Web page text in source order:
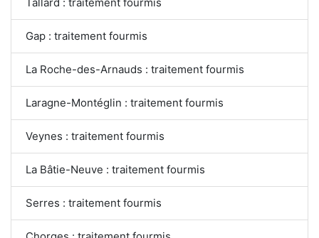
Tallard : traitement fourmis
Gap : traitement fourmis
La Roche-des-Arnauds : traitement fourmis
Laragne-Montéglin : traitement fourmis
Veynes : traitement fourmis
La Bâtie-Neuve : traitement fourmis
Serres : traitement fourmis